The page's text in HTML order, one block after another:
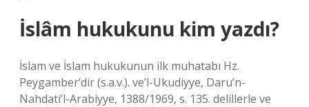
İslâm hukukunu kim yazdı?
İslam ve İslam hukukunun ilk muhatabı Hz.
Peygamber’dir (s.a.v.). ve’l-Ukudiyye, Daru’n-
Nahdati’l-Arabiyye, 1388/1969, s. 135. delillerle ve